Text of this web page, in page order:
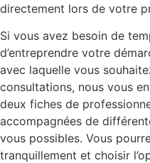
directement lors de votre
Si vous avez besoin de
d’entreprendre votre
avec laquelle vous
consultations, nous vous
deux fiches de
accompagnées de
vous possibles. Vous
tranquillement et choisir